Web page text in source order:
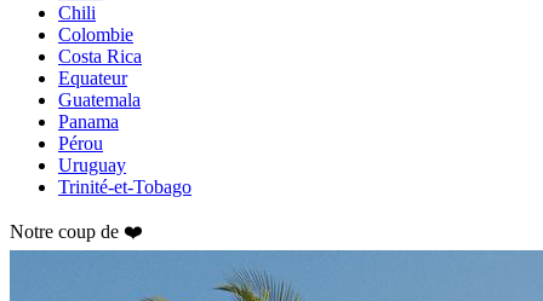
Chili
Colombie
Costa Rica
Equateur
Guatemala
Panama
Pérou
Uruguay
Trinité-et-Tobago
Notre coup de ❤️